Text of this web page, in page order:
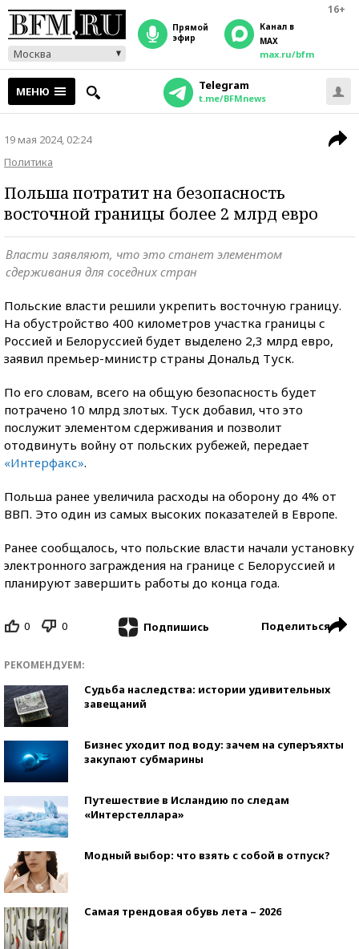
16+
Москва
прямой
эфир
Канал в
MAX
max.ru/bfm
МЕНЮ Telegram
t.me/BFMnews
19 мая 2024, 02:24
Политика
Польша потратит на безопасность
восточной границы более 2 млрд евро
Власти заявляют, что это станет элементом
сдерживания для соседних стран
Польские власти решили укрепить восточную границу.
На обустройство 400 километров участка границы с
Россией и Белоруссией будет выделено 2,3 млрд евро,
заявил премьер-министр страны Дональд Туск.
По его словам, всего на общую безопасность будет
потрачено 10 млрд злотых. Туск добавил, что это
послужит элементом сдерживания и позволит
отодвинуть войну от польских рубежей, передает
«Интерфакс».
Польша ранее увеличила расходы на оборону до 4% от
ВВП. Это один из самых высоких показателей в Европе.
Ранее сообщалось, что польские власти начали установку
электронного заграждения на границе с Белоруссией и
планируют завершить работы до конца года.
0 0 Подпишись Поделиться
РЕКОМЕНДУЕМ:
Судьба наследства: истории удивительных
завещаний
Бизнес уходит под воду: зачем на суперъяхты
закупают субмарины
Путешествие в Исландию по следам
«Интерстеллара»
Модный выбор: что взять с собой в отпуск?
Самая трендовая обувь лета – 2026